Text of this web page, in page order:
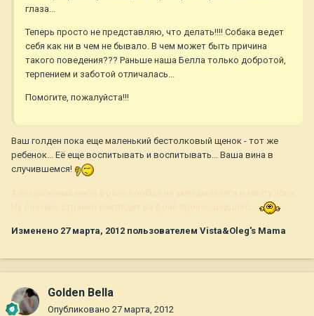
глаза...
Теперь просто не представляю, что делать!!!! Собака ведет
себя как ни в чем не бывало. В чем может быть причина
такого поведения??? Раньше наша Белла только добротой,
терпением и заботой отличалась...
Помогите, пожалуйста!!!
Ваш голден пока еще маленький бестолковый щенок - тот же
ребенок... Её еще воспитывать и воспитывать... Ваша вина в
случившемся!
Изменено 27 марта, 2012 пользователем Vista&Oleg's Mama
Golden Bella
Опубликовано 27 марта, 2012